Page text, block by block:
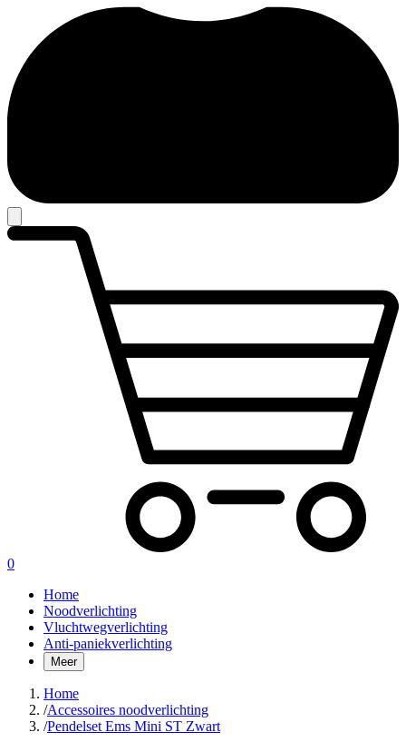
0
Home
Noodverlichting
Vluchtwegverlichting
Anti-paniekverlichting
Meer
Home
/Accessoires noodverlichting
/Pendelset Ems Mini ST Zwart